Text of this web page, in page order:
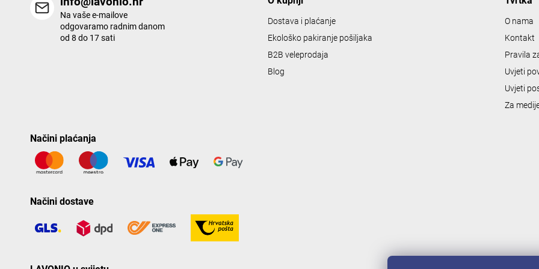
r
o
s
Na vaše e-mailove
odgovaramo radnim danom
od 8 do 17 sati
Dostava i plaćanje
Ekološko pakiranje pošiljaka
B2B veleprodaja
Blog
O nama
Kontakt
Pravila
Uvjeti
Uvjeti
Za
Načini plaćanja
Načini dostave